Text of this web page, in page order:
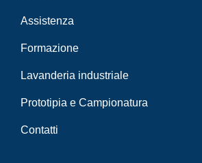
Assistenza
Formazione
Lavanderia industriale
Prototipia e Campionatura
Contatti